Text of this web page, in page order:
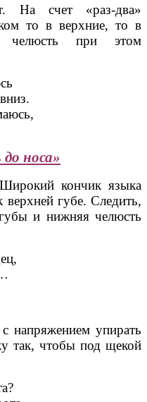
На счет «раз-два»
то в верхние, то в
при этом
носа»
кончик языка
верхней губе. Следить,
и нижняя челюсть
напряжением упирать
так, чтобы под щекой